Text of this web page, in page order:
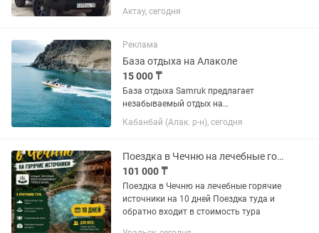
Бозжыра, Тұзбайыр, Шерқала,
Айрақты, Көкала, Торыш, Жығылған,
песчанный и. т. д. Возим по всем
направлениям.
Актау, сегодня
Реклама
База отдыха на Алаколе
15 000 ₸
База отдыха Samruk предлагает
незабываемый отдых на
соленном,лечебном озере Алаколь!
Наши лечебные грязи очень полезные
стороны области Абай. Наша база
находится в 2-х...
Кабанбай (Алак. р-н), сегодня
Поездка в Чечню на лечебные горячие источники
101 000 ₸
Поездка в Чечню на лечебные горячие
источники на 10 дней Поездка туда и
обратно входит в стоимость тура